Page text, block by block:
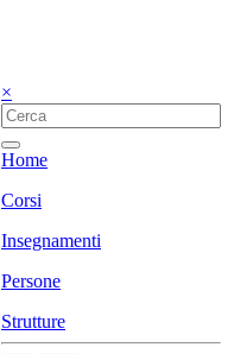
×
Home
Corsi
Insegnamenti
Persone
Strutture